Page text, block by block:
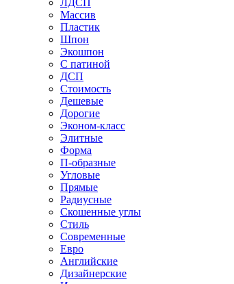
Массив
Пластик
Шпон
Экошпон
С патиной
ДСП
Стоимость
Дешевые
Дорогие
Эконом-класс
Элитные
Форма
П-образные
Угловые
Прямые
Радиусные
Скошенные углы
Стиль
Современные
Евро
Английские
Дизайнерские